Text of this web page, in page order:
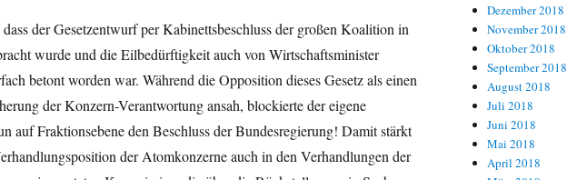
der Gesetzentwurf per Kabinettsbeschluss der großen Koalition in
wurde und die Eilbedürftigkeit auch von Wirtschaftsminister
betont worden war. Während die Opposition dieses Gesetz als einen
der Konzern-Verantwortung ansah, blockierte der eigene
auf Fraktionsebene den Beschluss der Bundesregierung! Damit stärkt
der Atomkonzerne auch in den Verhandlungen der
Dezember 2018
November 2018
Oktober 2018
September 2018
August 2018
Juli 2018
Juni 2018
Mai 2018
April 2018